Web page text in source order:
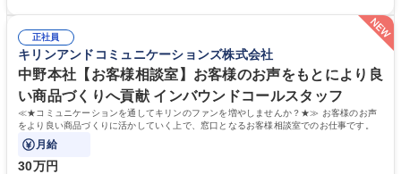
算補助 ※3～5年程度を目安に、徐々に決算業務へ業務範囲を広げていく
想定です。 募集職種 未経験歓迎【経理/みなとみらい】プライム上場/残業
ほぼなし/年休123日
タートできる点です。まずは仕訳入力や振込業務など基礎的な業務から担
当し、3～5年をかけて月次決算・四半期決算・開示資料作成補助などへス
テップアップできます。また、残業は通常月ほぼなく、決算月でも10時間
未満のため、無理なく経理として専門性を身につけられる環境です。 学
歴・資格 学歴：大学院 大学 高専 短大 専修学校 高校 語学力： 資格：日商
簿記検定1級 日商簿記検定2級
正社員
キリンアンドコミュニケーションズ株式会社
中野本社【お客様相談室】お客様のお声をもとにより良
い商品づくりへ貢献 インバウンドコールスタッフ
≪★コミュニケーションを通してキリンのファンを増やしませんか？★≫ お客様のお声
をより良い商品づくりに活かしていく上で、窓口となるお客様相談室でのお仕事です。
月給
30万円